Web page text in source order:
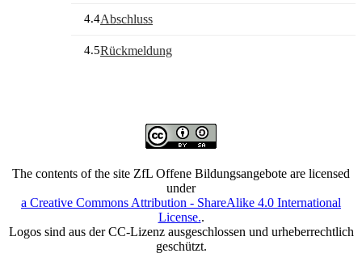
4.4Abschluss
4.5Rückmeldung
The contents of the site ZfL Offene Bildungsangebote are licensed
under
a Creative Commons Attribution - ShareAlike 4.0 International
License..
Logos sind aus der CC-Lizenz ausgeschlossen und urheberrechtlich
geschützt.